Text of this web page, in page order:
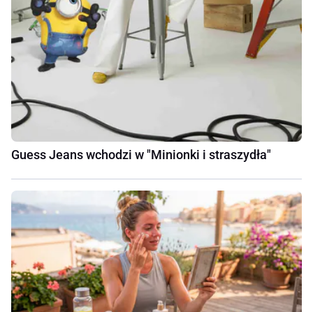
Guess Jeans wchodzi w "Minionki i straszydła"